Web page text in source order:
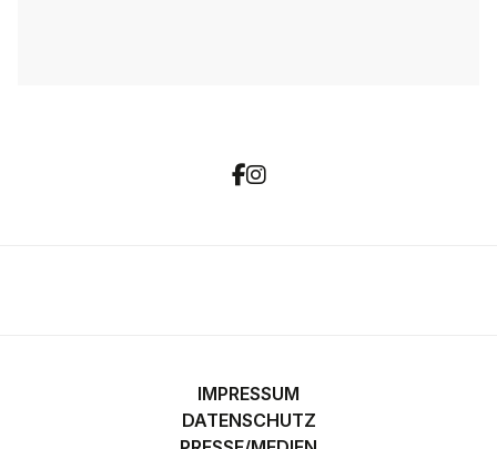
IMPRESSUM
DATENSCHUTZ